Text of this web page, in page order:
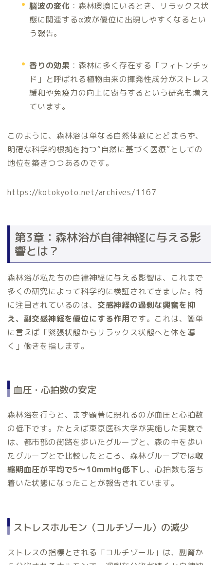
脳波の変化 ：森林環境にいるとき、リラックス状
態に関連するα波が優位に出現しやすくなるとい
う報告。
香りの効果 ：森林に多く存在する「フィトンチッ
ド」と呼ばれる植物由来の揮発性成分がストレス
緩和や免疫力の向上に寄与するという研究も増え
ています。
このように、森林浴は単なる自然体験にとどまらず、
明確な科学的根拠を持つ“自然に基づく医療”としての
地位を築きつつあるのです。
https://kotokyoto.net/archives/1167
第3章：森林浴が自律神経に与える影
響とは？
森林浴が私たちの自律神経に与える影響は、これまで
多くの研究によって科学的に検証されてきました。特
に注目されているのは、 交感神経の過剰な興奮を抑
え、副交感神経を優位にする作用です。これは、簡単
に言えば「緊張状態からリラックス状態へと体を導
く」働きを指します。
血圧・心拍数の安定
森林浴を行うと、まず顕著に現れるのが血圧と心拍数
の低下です。たとえば東京医科大学が実施した実験で
は、都市部の街路を歩いたグループと、森の中を歩い
たグループとで比較したところ、森林グループでは収
縮期血圧が平均で5～10mmHg低下し、心拍数も落ち
着いた状態になったことが報告されています。
ストレスホルモン（コルチゾール）の減少
ストレスの指標とされる「コルチゾール」は、副腎か